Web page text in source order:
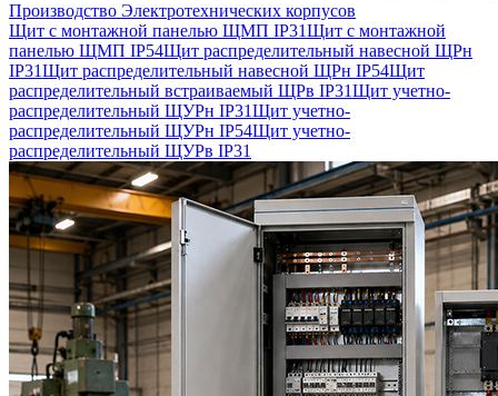
Производство Электротехнических корпусов
Щит с монтажной панелью ЩМП IP31Щит с монтажной
панелью ЩМП IP54Щит распределительный навесной ЩРн
IP31Щит распределительный навесной ЩРн IP54Щит
распределительный встраиваемый ЩРв IP31Щит учетно-
распределительный ЩУРн IP31Щит учетно-
распределительный ЩУРн IP54Щит учетно-
распределительный ЩУРв IP31